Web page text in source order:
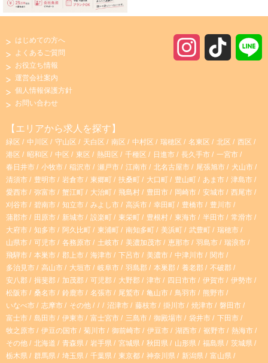
a
g
r
a
m
o
k
はじめての方へ
よくあるご質問
お役立ち情報
運営会社案内
個人情報保護方針
お問い合わせ
【エリアから求人を探す】
緑区 中川区 守山区 天白区 南区 中村区 瑞穂区 名東区 北区
西区
港区
昭和区 中区 東区 熱田区 千種区 日進市 長久手市
一宮市
春日井市
小牧市 稲沢市 瀬戸市 江南市 北名古屋市 尾張旭市
犬山市
清須市
豊明市 岩倉市 東郷町 扶桑町 大口町 豊山町 あま市
津島市
愛西市
弥富市 蟹江町 大治町 飛島村 豊田市 岡崎市 安城市
西尾市
刈谷市
碧南市 知立市 みよし市 高浜市 幸田町 豊橋市
豊川市
蒲郡市
田原市 新城市 設楽町 東栄町 豊根村 東海市 半田市
常滑市
大府市
知多市 阿久比町 東浦町 南知多町 美浜町 武豊町
瑞穂市
山県市
可児市 各務原市 土岐市 美濃加茂市 恵那市 羽島市
瑞浪市
飛騨市
本巣市 郡上市 海津市 下呂市 美濃市 中津川市
関市
多治見市
高山市 大垣市 岐阜市 羽島郡 本巣郡 養老郡
不破郡
安八郡
揖斐郡 加茂郡 可児郡 大野郡 津市 四日市市 伊賀市
伊勢市
松阪市
桑名市 鈴鹿市 名張市 尾鷲市 亀山市 鳥羽市
熊野市
いなべ市
志摩市 その他 沼津市 藤枝市 掛川市 焼津市
磐田市
富士市
島田市 伊東市 富士宮市 三島市 御殿場市 袋井市
下田市
牧之原市
伊豆の国市 菊川市 御前崎市 伊豆市 湖西市 裾野市
熱海市
その他
北海道 青森県 岩手県 宮城県 秋田県 山形県 福島県
茨城県
栃木県
群馬県 埼玉県 千葉県 東京都 神奈川県 新潟県
富山県